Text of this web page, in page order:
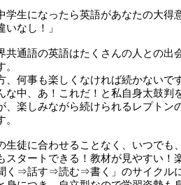
学生になったら英語があなたの大得
いなし！」
共通語の英語はたくさんの人との出
。
、何事も楽しくなければ続かないで
な中、あ！これだ！と私自身太鼓判
、楽しみながら続けられるレプトン
。
生徒に合わせることなく、いつでも
スタートできる！教材が見やすい！
聞く⇒話す⇒読む⇒書く」のサイクル